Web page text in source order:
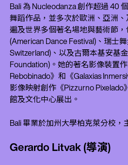
Bali 為 Nucleodanza 創作超過 40
舞蹈作品，並多次於歐洲、亞洲
遍及世界多個著名場地與藝術節
(American Dance Festival)、瑞士
Switzerland)、以及古爾本基安基
Foundation)。她的著名影像裝置
Rebobinado》和《Galaxias
影像映射創作《Pizzurno
館及文化中心展出。
Bali 畢業於加州大學柏克萊分校，
Gerardo Litvak (導演)